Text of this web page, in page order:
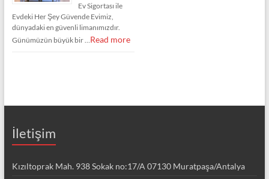
Ev Sigortası ile
Evdeki Her Şey Güvende Evimiz,
dünyadaki en güvenli limanımızdır.
Günümüzün büyük bir … Read more
İletişim
Kızıltoprak Mah. 938 Sokak no:17/A 07130 Muratpaşa/Antalya